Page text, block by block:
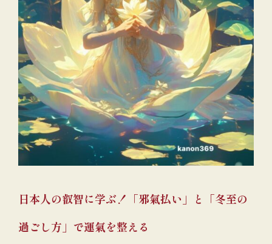
日本人の叡智に学ぶ！「邪氣払い」と「冬至の
過ごし方」で運氣を整える